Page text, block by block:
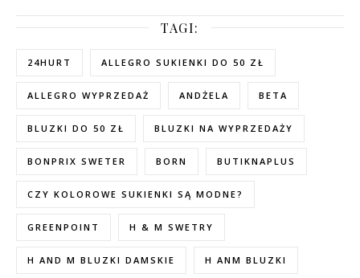
TAGI:
24HURT ALLEGRO SUKIENKI DO 50 ZŁ
ALLEGRO WYPRZEDAŻ ANDŻELA BETA
BLUZKI DO 50 ZŁ BLUZKI NA WYPRZEDAŻY
BONPRIX SWETER BORN BUTIKNAPLUS
CZY KOLOROWE SUKIENKI SĄ MODNE?
GREENPOINT H & M SWETRY
H AND M BLUZKI DAMSKIE H ANM BLUZKI